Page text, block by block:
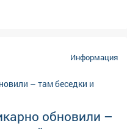
Информация
обновили –